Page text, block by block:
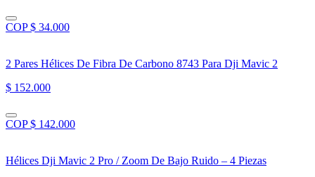
COP $ 34.000
2 Pares Hélices De Fibra De Carbono 8743 Para Dji Mavic 2
$ 152.000
COP $ 142.000
Hélices Dji Mavic 2 Pro / Zoom De Bajo Ruido – 4 Piezas